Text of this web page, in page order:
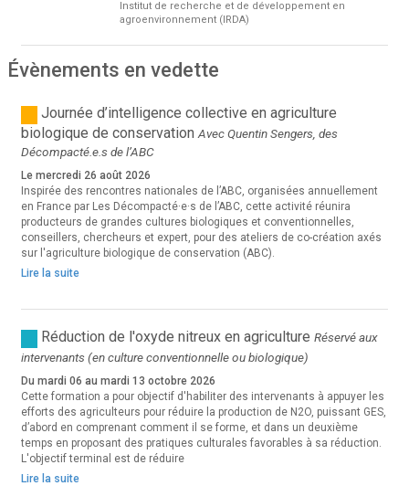
Institut de recherche et de développement en
agroenvironnement (IRDA)
Évènements en vedette
Journée d’intelligence collective en agriculture
biologique de conservation Avec Quentin Sengers, des
Décompacté.e.s de l’ABC
Le mercredi 26 août 2026
Inspirée des rencontres nationales de l’ABC, organisées annuellement
en France par Les Décompacté·e·s de l’ABC, cette activité réunira
producteurs de grandes cultures biologiques et conventionnelles,
conseillers, chercheurs et expert, pour des ateliers de co-création axés
sur l'agriculture biologique de conservation (ABC).
Lire la suite
Réduction de l'oxyde nitreux en agriculture Réservé aux
intervenants (en culture conventionnelle ou biologique)
Du mardi 06 au mardi 13 octobre 2026
Cette formation a pour objectif d'habiliter des intervenants à appuyer les
efforts des agriculteurs pour réduire la production de N2O, puissant GES,
d’abord en comprenant comment il se forme, et dans un deuxième
temps en proposant des pratiques culturales favorables à sa réduction.
L'objectif terminal est de réduire
Lire la suite